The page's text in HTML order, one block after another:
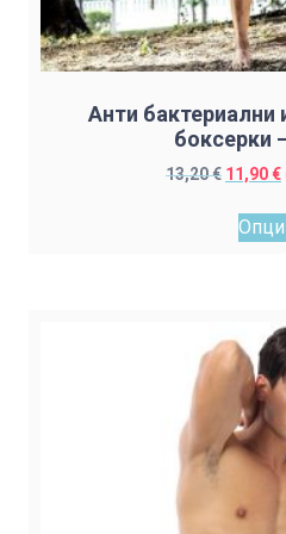
Анти
боксерки
13,20€ Original
was:
13,20 €.
11,90€